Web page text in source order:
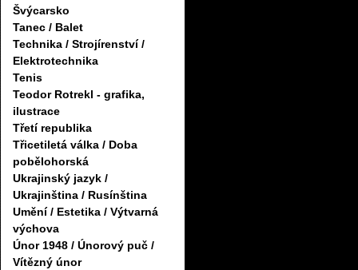
Švýcarsko
Tanec / Balet
Technika / Strojírenství /
Elektrotechnika
Tenis
Teodor Rotrekl - grafika,
ilustrace
Třetí republika
Třicetiletá válka / Doba
pobělohorská
Ukrajinský jazyk /
Ukrajinština / Rusínština
Umění / Estetika / Výtvarná
výchova
Únor 1948 / Únorový puč /
Vítězný únor